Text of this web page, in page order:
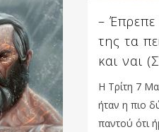
–
της τα
και ναι
Η Τρίτη 7
ήταν η πιο
παντού ότι